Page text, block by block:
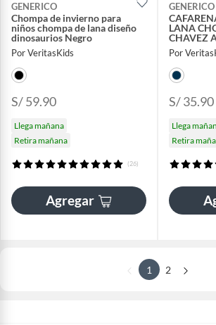
GENERICO
Chompa de invierno para
niños chompa de lana diseño
dinosaurios Negro
Por VeritasKids
S/ 59.90
Llega mañana
Retira mañana
(26)
Agregar
GENERICO
LANA
CHAVEZ
Por
S/ 35.90
Llega
Retira
1 2